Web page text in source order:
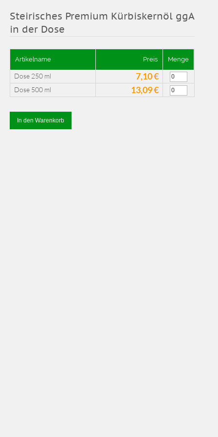
Steirisches Premium Kürbiskernöl ggA
in der Dose
Artikelname Preis Menge
Dose 250 ml 7,10 €
Dose 500 ml 13,09 €
In den Warenkorb